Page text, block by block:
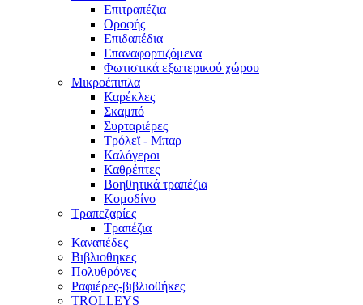
Επιτραπέζια
Οροφής
Επιδαπέδια
Επαναφορτιζόμενα
Φωτιστικά εξωτερικού χώρου
Μικροέπιπλα
Καρέκλες
Σκαμπό
Συρταριέρες
Τρόλεϊ - Μπαρ
Καλόγεροι
Καθρέπτες
Βοηθητικά τραπέζια
Κομοδίνο
Τραπεζαρίες
Τραπέζια
Καναπέδες
Βιβλιοθηκες
Πολυθρόνες
Ραφιέρες-βιβλιοθήκες
TROLLEYS